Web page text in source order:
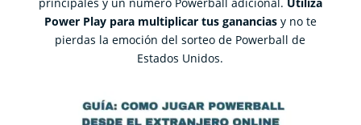
Power Play para multiplicar tus gananciasy no te
pierdas la emoción del sorteo de Powerball de
Estados Unidos.